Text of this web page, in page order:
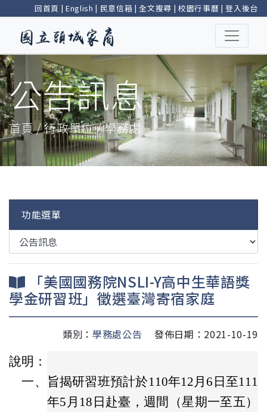
回首頁 | English | 民意信箱 |全文搜尋 | 校園行事曆 |登入後台
公告訊息
首頁 / 行政單位 / 學務處
功能選單
「美國國務院NSLI-Y高中生華語獎
學金研習班」徵選臺灣寄宿家庭
類別： 學務處公告
發佈日期：2021-10-19
說明：
一、
旨揭研習班預計於110年12月6日至111
年5月18日赴臺，週間（星期一至五）